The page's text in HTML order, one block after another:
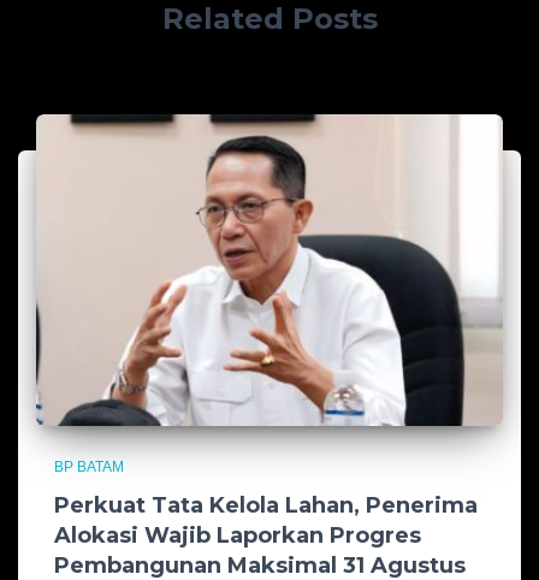
Related Posts
BP BATAM
Perkuat Tata Kelola Lahan, Penerima
Alokasi Wajib Laporkan Progres
Pembangunan Maksimal 31 Agustus